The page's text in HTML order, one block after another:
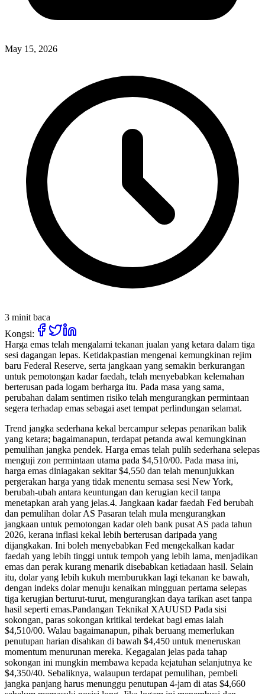
May 15, 2026
3 minit baca
Kongsi:
Harga emas telah mengalami tekanan jualan yang ketara dalam tiga
sesi dagangan lepas. Ketidakpastian mengenai kemungkinan rejim
baru Federal Reserve, serta jangkaan yang semakin berkurangan
untuk pemotongan kadar faedah, telah menyebabkan kelemahan
berterusan pada logam berharga itu. Pada masa yang sama,
perubahan dalam sentimen risiko telah mengurangkan permintaan
segera terhadap emas sebagai aset tempat perlindungan selamat.
Trend jangka sederhana kekal bercampur selepas penarikan balik
yang ketara; bagaimanapun, terdapat petanda awal kemungkinan
pemulihan jangka pendek. Harga emas telah pulih sederhana selepas
menguji zon permintaan utama pada $4,510/00. Pada masa ini,
harga emas diniagakan sekitar $4,550 dan telah menunjukkan
pergerakan harga yang tidak menentu semasa sesi New York,
berubah-ubah antara keuntungan dan kerugian kecil tanpa
menetapkan arah yang jelas.4. Jangkaan kadar faedah Fed berubah
dan pemulihan dolar AS Pasaran telah mula mengurangkan
jangkaan untuk pemotongan kadar oleh bank pusat AS pada tahun
2026, kerana inflasi kekal lebih berterusan daripada yang
dijangkakan. Ini boleh menyebabkan Fed mengekalkan kadar
faedah yang lebih tinggi untuk tempoh yang lebih lama, menjadikan
emas dan perak kurang menarik disebabkan ketiadaan hasil. Selain
itu, dolar yang lebih kukuh memburukkan lagi tekanan ke bawah,
dengan indeks dolar menuju kenaikan mingguan pertama selepas
tiga kerugian berturut-turut, mengurangkan daya tarikan aset tanpa
hasil seperti emas.Pandangan Teknikal XAUUSD Pada sisi
sokongan, paras sokongan kritikal terdekat bagi emas ialah
$4,510/00. Walau bagaimanapun, pihak beruang memerlukan
penutupan harian disahkan di bawah $4,450 untuk meneruskan
momentum menurunan mereka. Kegagalan jelas pada tahap
sokongan ini mungkin membawa kepada kejatuhan selanjutnya ke
$4,350/40. Sebaliknya, walaupun terdapat pemulihan, pembeli
jangka panjang harus menunggu penutupan 4-jam di atas $4,660